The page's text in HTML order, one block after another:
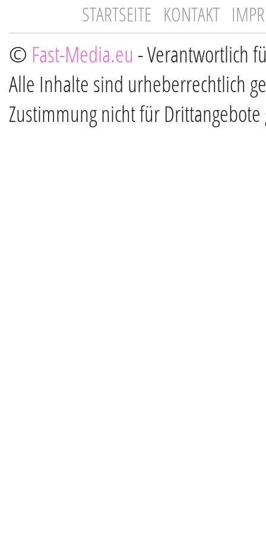
KONTAKT
STARTSEITE
© Fast-Media.eu - Verantwortlich
Alle Inhalte sind urheberrechtlich
Zustimmung nicht für